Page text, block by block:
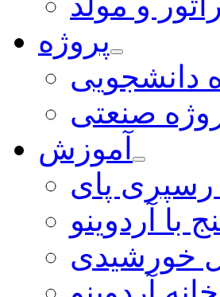
پروژه
دانشجویی
صنعتی
آموزش
با آردوینو